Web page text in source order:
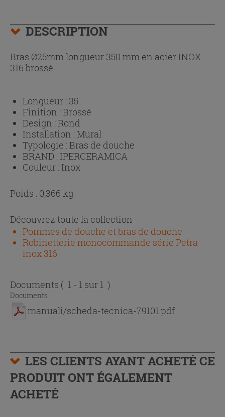
DESCRIPTION
Bras Ø25mm longueur 350 mm en acier INOX
316 brossé.
Longueur : 35
Finition :Brossé
Design :Rond
Installation :Mural
Typologie :Bras de douche
BRAND : IPERCERAMICA
Couleur : Inox
Poids : 0,366 kg
Découvrez toute la collection
Pommes de douche et bras de douche
Robinetterie monocommande série Petra
inox 316
Documents ( 1 - 1 sur 1 )
Documents
manuali/scheda-tecnica-79101.pdf
LES CLIENTS AYANT ACHETÉ CE
PRODUIT ONT ÉGALEMENT
ACHETÉ